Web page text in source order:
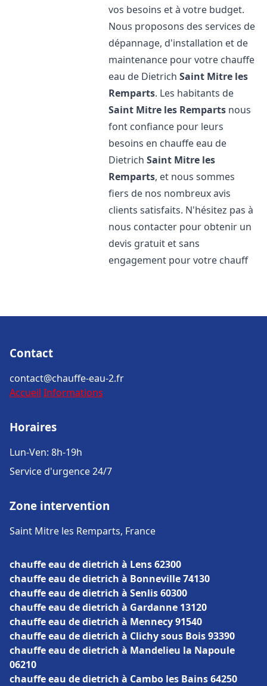
vos besoins et à votre budget.
Nous proposons des services de
dépannage, d'installation et de
maintenance pour votre chauffe
eau de DietrichSaint Mitre les
Remparts. Les habitants de
Saint Mitre les Remparts nous
font confiance pour leurs
besoins en chauffe eau de
DietrichSaint Mitre les
Remparts, et nous sommes
fiers de nos nombreux avis
clients satisfaits. N'hésitez pas à
nous contacter pour obtenir un
devis gratuit et sans
engagement pour votre chauff
Contact
contact@chauffe-eau-2.fr
Accueil Informations
Horaires
Lun-Ven: 8h-19h
Service d'urgence 24/7
Zone intervention
Saint Mitre les Remparts, France
chauffe eau de dietrich à Lens 62300
chauffe eau de dietrich à Bonneville 74130
chauffe eau de dietrich à Senlis 60300
chauffe eau de dietrich à Gardanne 13120
chauffe eau de dietrich à Mennecy 91540
chauffe eau de dietrich à Clichy sous Bois 93390
chauffe eau de dietrich à Mandelieu la Napoule
06210
chauffe eau de dietrich à Cambo les Bains 64250